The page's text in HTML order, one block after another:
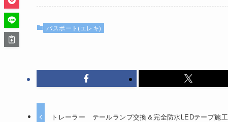
バスボート(エレキ)
トレーラー テールランプ交換＆完全防水LEDテープ施工